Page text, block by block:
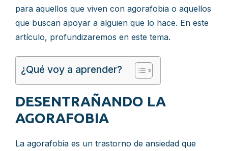
para aquellos que viven con agorafobia o aquellos
que buscan apoyar a alguien que lo hace. En este
artículo, profundizaremos en este tema.
¿Qué voy a aprender?
DESENTRAÑANDO LA
AGORAFOBIA
La agorafobia es un trastorno de ansiedad que